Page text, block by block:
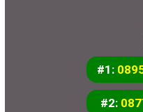
#1:
#2: